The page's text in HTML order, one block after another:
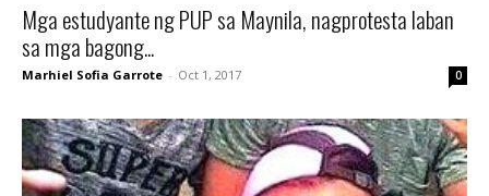
Mga estudyante ng PUP sa Maynila, nagprotesta laban
sa mga bagong...
Marhiel Sofia Garrote - Oct 1, 2017 0